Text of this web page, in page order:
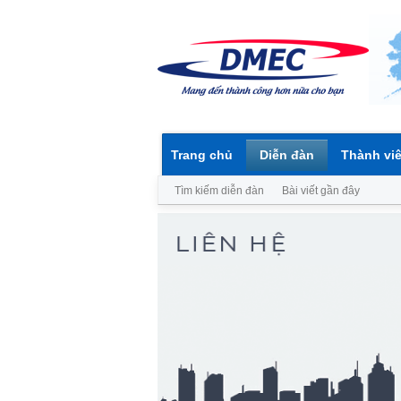
Trang chủ Diễn đàn
Tìm kiếm diễn đàn Bài viết gần đây
Thành